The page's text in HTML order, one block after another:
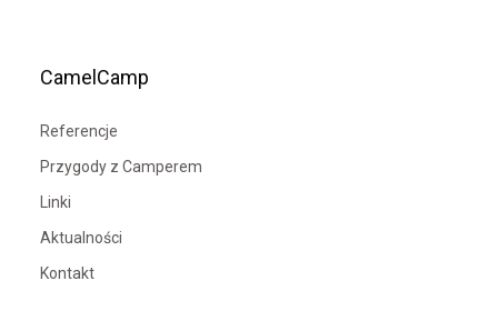
CamelCamp
Referencje
Przygody z Camperem
Linki
Aktualności
Kontakt